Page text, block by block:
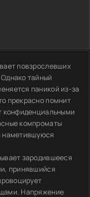
повзрослевших
тайный
паникой из-за
прекрасно помнит
конфиденциальными
компроматы
наметившуюся
зародившееся
принявшийся
Напряжение